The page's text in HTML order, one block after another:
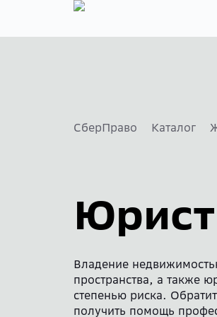
СберПраво Каталог
Владение
пространства, а также
степенью риска.
получить помощь